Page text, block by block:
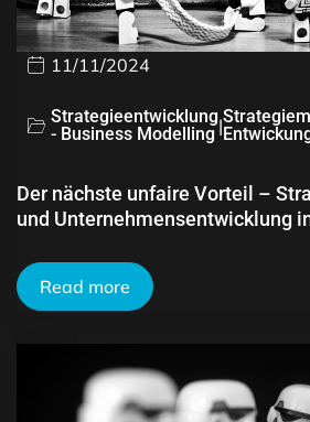
11/11/2024
Strategieentwicklung
- Business Modelling |
Der nächste unfaire Vorteil –
und Unternehmensentwicklung
Read more